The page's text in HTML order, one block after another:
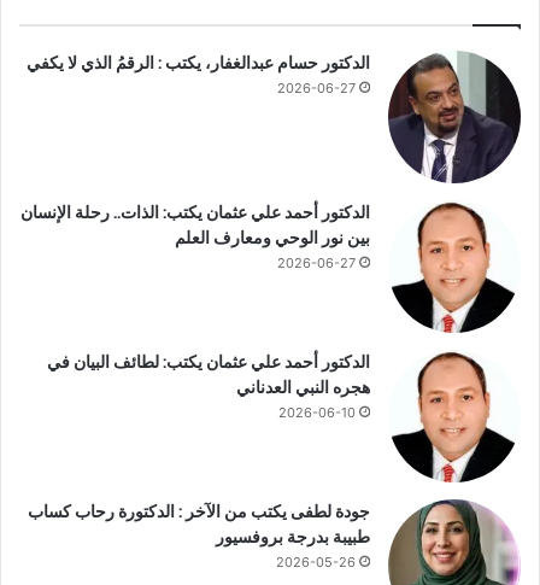
ت
ا
ر
ب
بَ
ر
الدكتور حسام عبدالغفار، يكتب : الرقمُ الذي لا يكفي
2026-06-27
الدكتور أحمد علي عثمان يكتب: الذات.. رحلة الإنسان
بين نور الوحي ومعارف العلم
2026-06-27
الدكتور أحمد علي عثمان يكتب: لطائف البيان في
هجره النبي العدناني
2026-06-10
جودة لطفى يكتب من الآخر : الدكتورة رحاب كساب
طبيبة بدرجة بروفسيور
2026-05-26